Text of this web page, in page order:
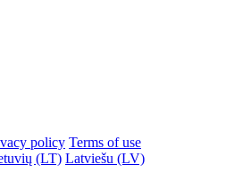
policy Terms of use
(LT) Latviešu (LV)